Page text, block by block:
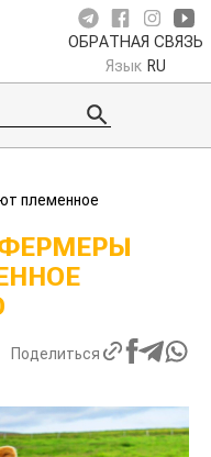
ОБРАТНАЯ СВЯЗЬ
Язык RU
племенное
Поделиться